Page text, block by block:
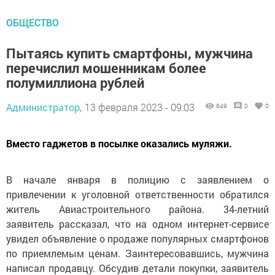
ОБЩЕСТВО
Пытаясь купить смартфоны, мужчина
перечислил мошенникам более
полумиллиона рублей
Администратор, 13 февраля 2023 - 09:03 649 0 0
Вместо гаджетов в посылке оказались муляжи.
В начале января в полицию с заявлением о
привлечении к уголовной ответственности обратился
житель Авиастроительного района. 34-летний
заявитель рассказал, что на одном интернет-сервисе
увидел объявление о продаже популярных смартфонов
по приемлемым ценам. Заинтересовавшись, мужчина
написал продавцу. Обсудив детали покупки, заявитель